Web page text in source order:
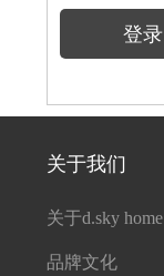
登录
关于我们
关于d.sky home
品牌文化